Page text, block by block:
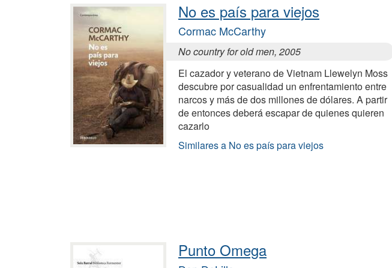
No es país para viejos
Cormac McCarthy
No country for old men, 2005
El cazador y veterano de Vietnam Llewelyn Moss
descubre por casualidad un enfrentamiento entre
narcos y más de dos millones de dólares. A partir
de entonces deberá escapar de quienes quieren
cazarlo
Similares a No es país para viejos
Punto Omega